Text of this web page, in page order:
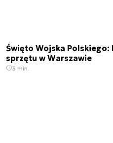
Święto Wojska
sprzętu w Warszawie
3 min.